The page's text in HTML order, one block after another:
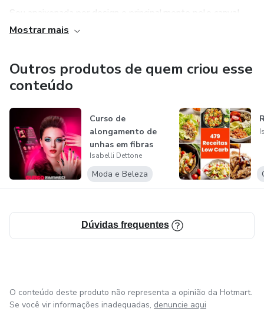
Sou apaixonada por design e principalmente pelo canva!
www.crescernodigital.com.br "
tráfego para o site.
Também possuo formação em técnico em logística, mas
nunca atuei na área.
Mostrar mais
Outros produtos de quem criou esse
conteúdo
Curso de
alongamento de
unhas em fibras
Isabelli Dettone
Moda e Beleza
Dúvidas frequentes
O conteúdo deste produto não representa a opinião da Hotmart.
Se você vir informações inadequadas, denuncie aqui